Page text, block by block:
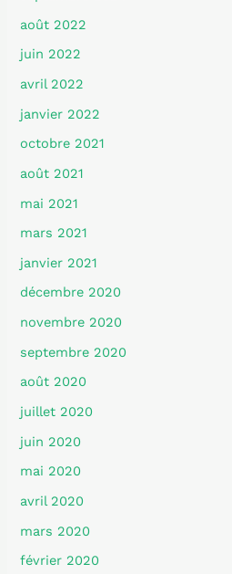
août 2022
juin 2022
avril 2022
janvier 2022
octobre 2021
août 2021
mai 2021
mars 2021
janvier 2021
décembre 2020
novembre 2020
septembre 2020
août 2020
juillet 2020
juin 2020
mai 2020
avril 2020
mars 2020
février 2020